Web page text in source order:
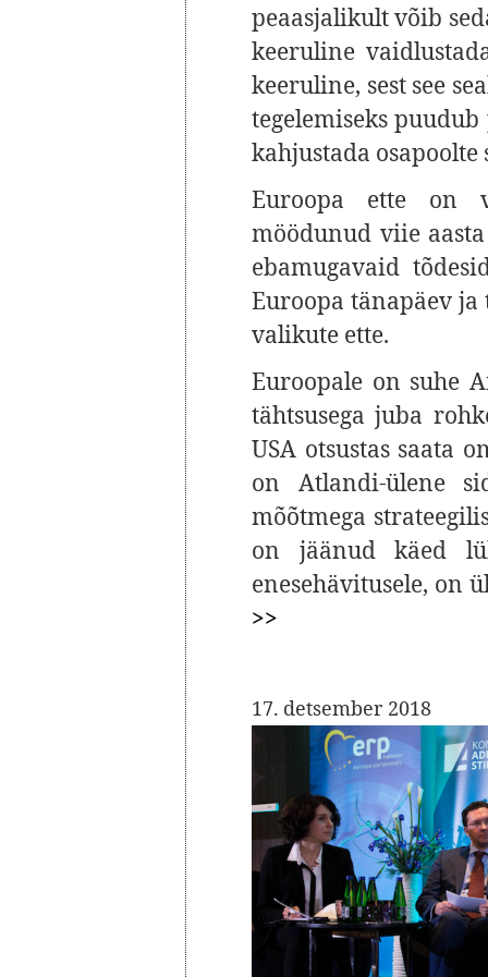
peaasjalikult võib
keeruline
keeruline, sest see
tegelemiseks
kahjustada
Euroopa ette on
möödunud viie
ebamugavaid
Euroopa tänapäev
valikute ette.
Euroopale on suhe
tähtsusega juba
USA otsustas saata
on Atlandi-ülene
mõõtmega
on jäänud käed
enesehävitusele, on
>>
17. detsember 2018